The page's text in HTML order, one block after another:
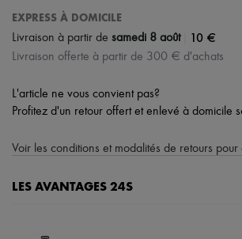
EXPRESS À DOMICILE
Livraison à partir de samedi 8 août 10 €
Livraison offerte à partir de 300 € d'achats
L'article ne vous convient pas?
Profitez d'un retour offert et enlevé à domicile
Voir les conditions et modalités de retours pour
LES AVANTAGES 24S